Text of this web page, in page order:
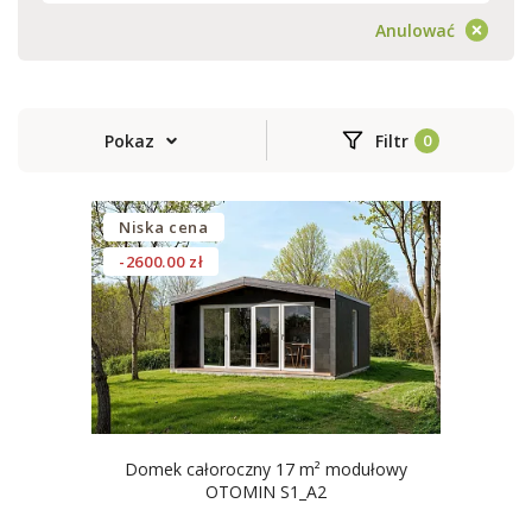
Anulować
Pokaz Filtr
Niska cena
-2600.00 zł
Domek całoroczny 17 m² modułowy
OTOMIN S1_A2